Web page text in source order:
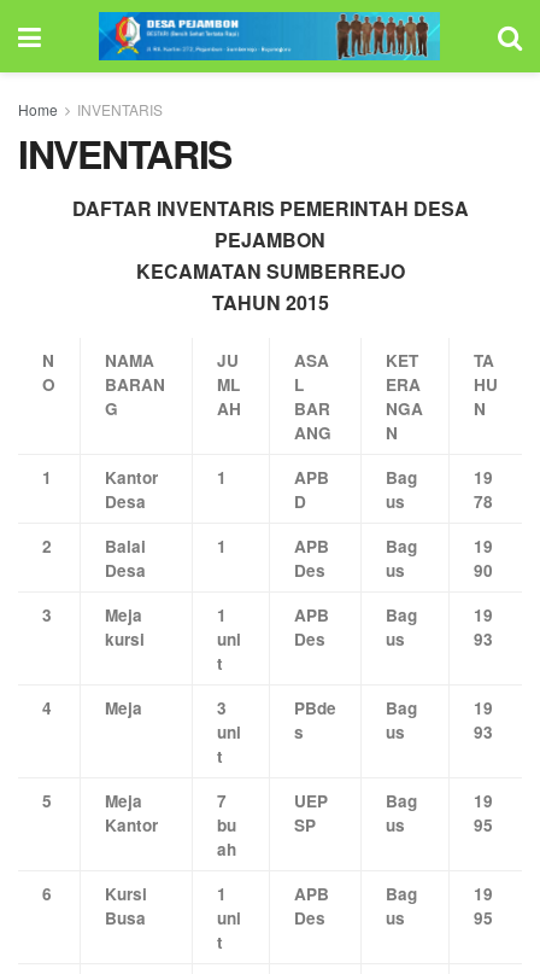
Home INVENTARIS
INVENTARIS
DAFTAR INVENTARIS PEMERINTAH DESA
PEJAMBON
KECAMATAN SUMBERREJO
TAHUN 2015
N
O
NAMA
BARAN
G
JU
ML
AH
ASA
L
BAR
ANG
KET
ERA
NGA
N
TA
HU
N
1
Kantor
Desa
1
APB
D
Bag
us
19
78
2
Balai
Desa
1
APB
Des
Bag
us
19
90
3
Meja
kursi
1
uni
t
APB
Des
Bag
us
19
93
4 Meja
3
uni
t
PBde
s
Bag
us
19
93
5
Meja
Kantor
7
bu
ah
UEP
SP
Bag
us
19
95
6
Kursi
Busa
1
uni
t
APB
Des
Bag
us
19
95